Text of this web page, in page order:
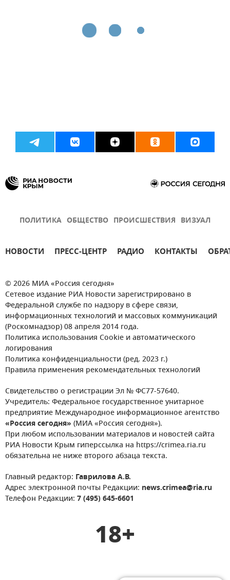
ПОЛИТИКА ОБЩЕСТВО ПРОИСШЕСТВИЯ ВИЗУАЛ
НОВОСТИ ПРЕСС-ЦЕНТР РАДИО КОНТАКТЫ
© 2026 МИА «Россия сегодня»
Сетевое издание РИА Новости зарегистрировано в
Федеральной службе по надзору в сфере связи,
информационных технологий и массовых коммуникаций
(Роскомнадзор) 08 апреля 2014 года.
Политика использования Cookie и автоматического
логирования
Политика конфиденциальности (ред. 2023 г.)
Правила применения рекомендательных технологий
Свидетельство о регистрации Эл № ФС77-57640.
Учредитель: Федеральное государственное унитарное
предприятие Международное информационное агентство
«Россия сегодня» (МИА «Россия сегодня»).
При любом использовании материалов и новостей сайта
РИА Новости Крым гиперссылка на https://crimea.ria.ru
обязательна не ниже второго абзаца текста.
Главный редактор: Гаврилова А.В.
Адрес электронной почты Редакции: news.crimea@ria.ru
Телефон Редакции: 7 (495) 645-6601
18+